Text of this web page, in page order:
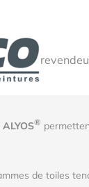
ALYOS®
de toiles